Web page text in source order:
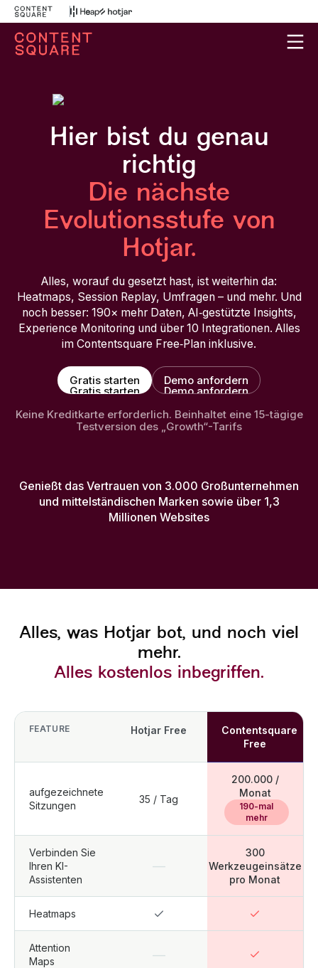
Hier bist du genau
richtig
Die nächste
Evolutionsstufe von
Hotjar.
Alles, worauf du gesetzt hast, ist weiterhin da:
Heatmaps, Session Replay, Umfragen – und mehr. Und
noch besser: 190× mehr Daten, AI‑gestützte Insights,
Experience Monitoring und über 10 Integrationen. Alles
im Contentsquare Free‑Plan inklusive.
Gratis starten
Gratis starten
Demo anfordern
Demo anfordern
Keine Kreditkarte erforderlich. Beinhaltet eine 15-tägige
Testversion des „Growth“-Tarifs
Genießt das Vertrauen von 3.000 Großunternehmen
und mittelständischen Marken sowie über 1,3
Millionen Websites
Alles, was Hotjar bot, und noch viel
mehr.
Alles kostenlos inbegriffen.
FEATURE Hotjar Free
Contentsquare
Free
aufgezeichnete
Sitzungen
35 / Tag
200.000 /
Monat
190-mal
mehr
Verbinden Sie
Ihren KI-
Assistenten
—
300
Werkzeugeinsätze
pro Monat
Heatmaps
Attention
Maps
—